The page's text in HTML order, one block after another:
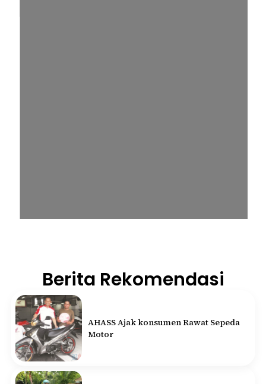
Berita Rekomendasi
AHASS Ajak konsumen Rawat Sepeda
Motor